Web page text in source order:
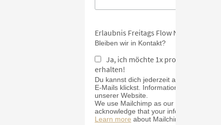
Erlaubnis Freitags Flow Newsletter
Bleiben wir in Kontakt?
Ja, ich möchte 1x pro Monat
erhalten!
Du kannst dich jederzeit abmelden,
E-Mails klickst. Informationen zu
unserer Website.
We use Mailchimp as our marketing
acknowledge that your information will
Learn more about Mailchimp's privacy